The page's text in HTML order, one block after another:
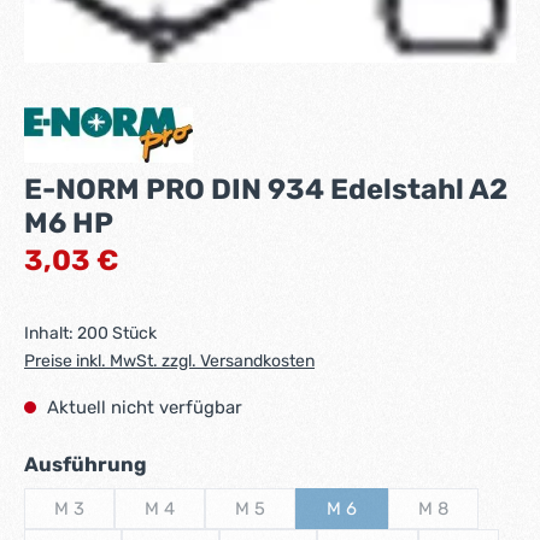
E-NORM PRO DIN 934 Edelstahl A2
M6 HP
Regulärer Preis:
3,03 €
Inhalt: 200 Stück
Preise inkl. MwSt. zzgl. Versandkosten
Aktuell nicht verfügbar
Ausführung
M 3 M 4 M 5 M 6 M 8